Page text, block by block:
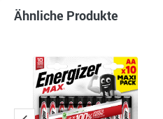
Ähnliche Produkte